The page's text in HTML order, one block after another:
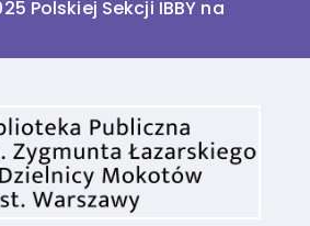
Polskiej Sekcji IBBY na